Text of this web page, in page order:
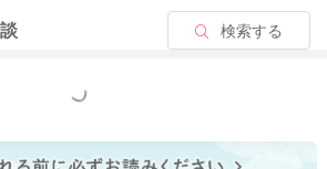
検索する
もっと見る